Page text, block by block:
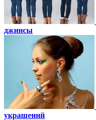
джинсы
украшений